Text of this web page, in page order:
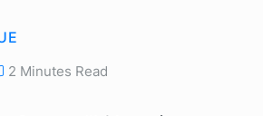
2 Minutes Read